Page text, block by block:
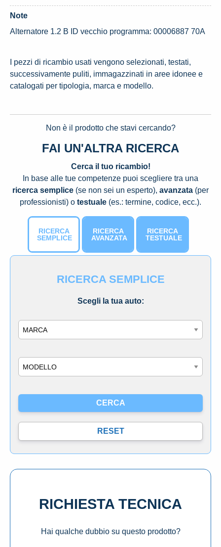
Note
Alternatore 1.2 B ID vecchio programma: 00006887 70A
I pezzi di ricambio usati vengono selezionati, testati,
successivamente puliti, immagazzinati in aree idonee e
catalogati per tipologia, marca e modello.
Non è il prodotto che stavi cercando?
FAI UN'ALTRA RICERCA
Cerca il tuo ricambio!
In base alle tue competenze puoi scegliere tra una
ricerca semplice (se non sei un esperto), avanzata (per
professionisti) o testuale (es.: termine, codice, ecc.).
RICERCA
SEMPLICE
RICERCA
AVANZATA
RICERCA
TESTUALE
RICERCA SEMPLICE
Scegli la tua auto:
RICHIESTA TECNICA
Hai qualche dubbio su questo prodotto?